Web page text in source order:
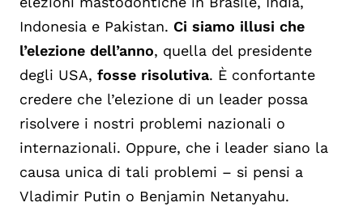
Indonesia e Pakistan. Ci siamo illusi che
l’elezione dell’anno, quella del presidente
degli USA, fosse risolutiva. È confortante
credere che l’elezione di un leader possa
risolvere i nostri problemi nazionali o
internazionali. Oppure, che i leader siano la
causa unica di tali problemi – si pensi a
Vladimir Putin o Benjamin Netanyahu.